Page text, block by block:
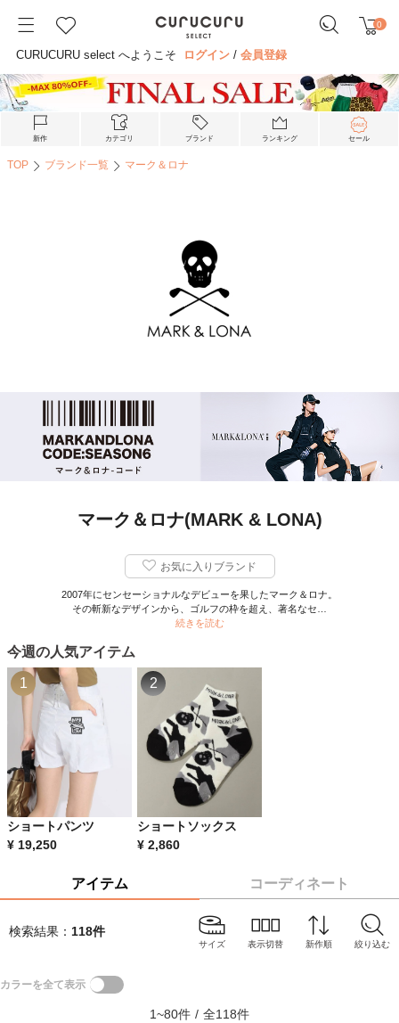
0
CURUCURU select へようこそ ログイン /会員登録
新作 カテゴリ ブランド ランキング セール
TOP ブランド一覧 マーク＆ロナ
マーク＆ロナ(MARK & LONA)
お気に入りブランド
2007年にセンセーショナルなデビューを果したマーク＆ロナ。
その斬新なデザインから、ゴルフの枠を超え、著名なセ…
続きを読む
今週の人気アイテム
ショートパンツ
¥ 19,250
1
ショートソックス
¥ 2,860
2
アイテム コーディネート
検索結果： 118件
サイズ 表示切替 新作順 絞り込む
カラーを全て表示
1~80件 / 全118件